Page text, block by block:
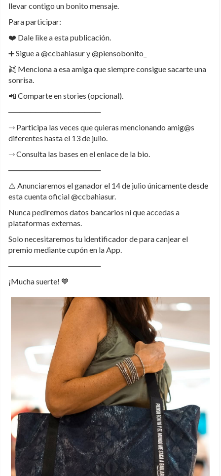
llevar contigo un bonito mensaje.
Para participar:
❤️ Dale like a esta publicación.
➕ Sigue a @ccbahiasur y @piensobonito_
👯 Menciona a esa amiga que siempre consigue sacarte una
sonrisa.
📲 Comparte en stories (opcional).
─────────────────
⤑ Participa las veces que quieras mencionando amig@s
diferentes hasta el 13 de julio.
⤑ Consulta las bases en el enlace de la bio.
─────────────────
⚠️ Anunciaremos el ganador el 14 de julio únicamente desde
esta cuenta oficial @ccbahiasur.
Nunca pediremos datos bancarios ni que accedas a
plataformas externas.
Solo necesitaremos tu identificador de para canjear el
premio mediante cupón en la App.
─────────────────
¡Mucha suerte! 💙